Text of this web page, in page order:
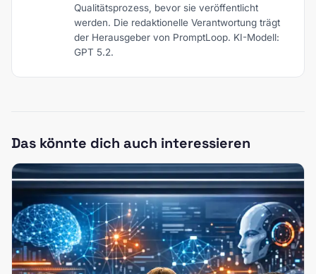
Qualitätsprozess, bevor sie veröffentlicht
werden. Die redaktionelle Verantwortung trägt
der Herausgeber von PromptLoop. KI-Modell:
GPT 5.2.
Das könnte dich auch interessieren